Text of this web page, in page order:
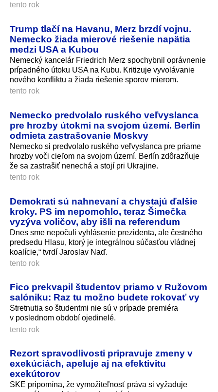
tento rok
Trump tlačí na Havanu, Merz brzdí vojnu.
Nemecko žiada mierové riešenie napätia
medzi USA a Kubou
Nemecký kancelár Friedrich Merz spochybnil oprávnenie
prípadného útoku USA na Kubu. Kritizuje vyvolávanie
nového konfliktu a žiada riešenie sporov mierom.
tento rok
Nemecko predvolalo ruského veľvyslanca
pre hrozby útokmi na svojom území. Berlín
odmieta zastrašovanie Moskvy
Nemecko si predvolalo ruského veľvyslanca pre priame
hrozby voči cieľom na svojom území. Berlín zdôrazňuje
že sa zastrašiť nenechá a stojí pri Ukrajine.
tento rok
Demokrati sú nahnevaní a chystajú ďalšie
kroky. PS im nepomohlo, teraz Šimečka
vyzýva voličov, aby išli na referendum
Dnes sme nepočuli vyhlásenie prezidenta, ale čestného
predsedu Hlasu, ktorý je integrálnou súčasťou vládnej
koalície,“ tvrdí Jaroslav Naď.
tento rok
Fico prekvapil študentov priamo v Ružovom
salóniku: Raz tu možno budete rokovať vy
Stretnutia so študentmi nie sú v prípade premiéra
v poslednom období ojedinelé.
tento rok
Rezort spravodlivosti pripravuje zmeny v
exekúciách, apeluje aj na efektivitu
exekútorov
SKE pripomína, že vymožiteľnosť práva si vyžaduje